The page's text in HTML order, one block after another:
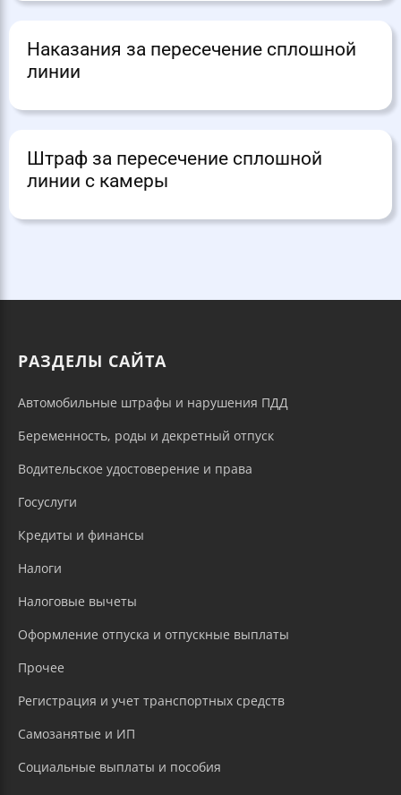
Наказания за пересечение сплошной
линии
Штраф за пересечение сплошной
линии с камеры
РАЗДЕЛЫ САЙТА
Автомобильные штрафы и нарушения ПДД
Беременность, роды и декретный отпуск
Водительское удостоверение и права
Госуслуги
Кредиты и финансы
Налоги
Налоговые вычеты
Оформление отпуска и отпускные выплаты
Прочее
Регистрация и учет транспортных средств
Самозанятые и ИП
Социальные выплаты и пособия